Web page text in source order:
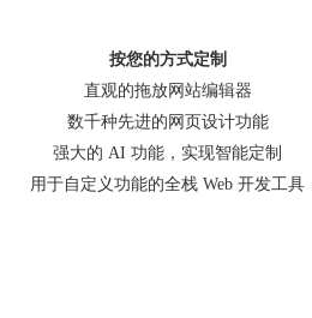
按您的方式定制
直观的拖放网站编辑器
数千种先进的网页设计功能
强大的 AI 功能，实现智能定制
用于自定义功能的全栈 Web 开发工具